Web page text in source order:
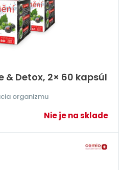
& Detox, 2× 60 kapsúl
organizmu
Nie je na sklade